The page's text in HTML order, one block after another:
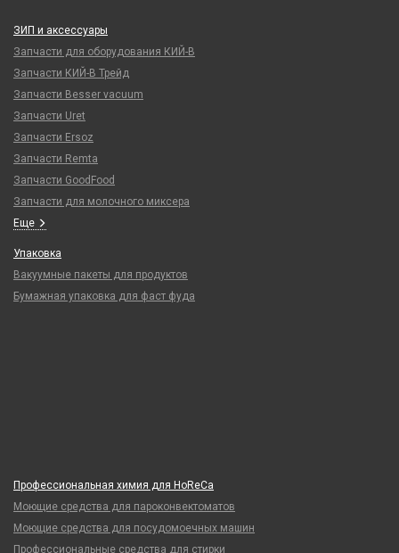
ЗИП и аксессуары
Запчасти для оборудования КИЙ-В
Запчасти КИЙ-В Трейд
Запчасти Besser vacuum
Запчасти Uret
Запчасти Ersoz
Запчасти Remta
Запчасти GoodFood
Запчасти для молочного миксера
Еще
Упаковка
Вакуумные пакеты для продуктов
Бумажная упаковка для фаст фуда
Профессиональная химия для HoReCa
Моющие средства для пароконвектоматов
Моющие средства для посудомоечных машин
Профессиональные средства для стирки